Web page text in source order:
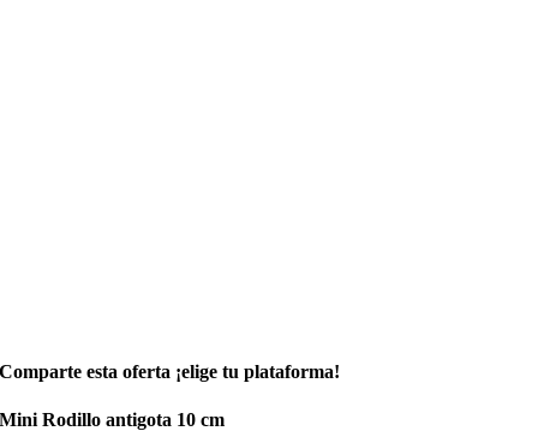
Comparte esta oferta ¡elige tu plataforma!
Mini Rodillo antigota 10 cm